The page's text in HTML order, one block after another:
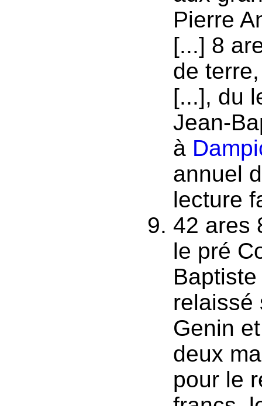
Pierre
[...] 8
de
[...], du
Jean-
à
annuel
lecture
42 ares
le pré
relaissé
Genin
deux
pour le